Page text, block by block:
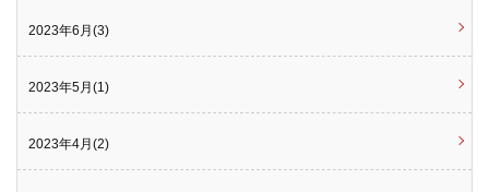
2023年6月(3)
2023年5月(1)
2023年4月(2)